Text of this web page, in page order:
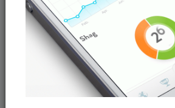
ثبت‌نام
دنبال کنید: